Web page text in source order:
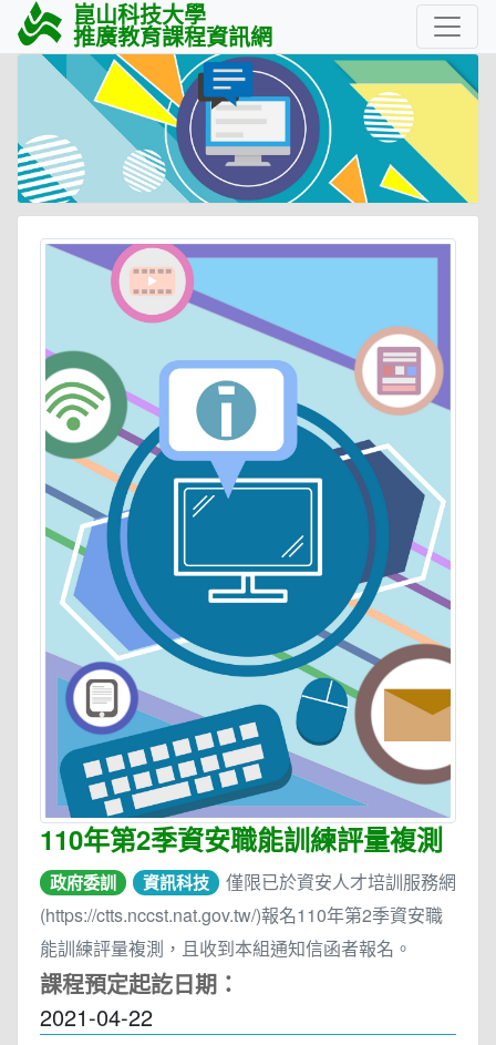
崑山科技大學
推廣教育課程資訊網
110年第2季資安職能訓練評量複測
政府委訓 資訊科技
僅限已於資安人才培訓服務網
(https://ctts.nccst.nat.gov.tw/)報名110年第2季資安職
能訓練評量複測，且收到本組通知信函者報名。
課程預定起訖日期：
2021-04-22